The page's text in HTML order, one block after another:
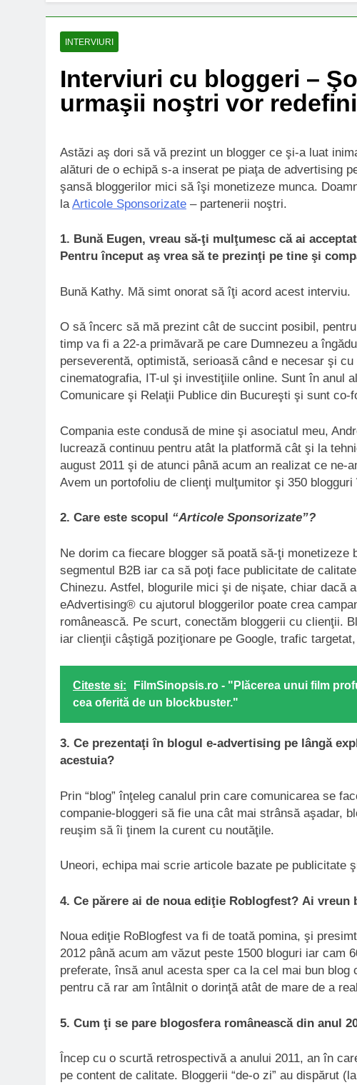
INTERVIURI
Interviuri cu bloggeri –
urmaşii noştri vor
Astăzi aş dori să vă prezint un blogger ce şi-a luat
alături de o echipă s-a inserat pe piaţa de advertising
şansă bloggerilor mici să îşi monetizeze munca.
la Articole Sponsorizate – partenerii noştri.
1. Bună Eugen, vreau să-ţi mulţumesc că ai
Pentru început aş vrea să te prezinţi pe tine şi
Bună Kathy. Mă simt onorat să îţi acord acest interviu.
O să încerc să mă prezint cât de succint posibil,
timp va fi a 22-a primăvară pe care Dumnezeu a
perseverentă, optimistă, serioasă când e necesar şi
cinematografia, IT-ul şi investiţiile online. Sunt în anul
Comunicare şi Relaţii Publice din Bucureşti şi sunt
Compania este condusă de mine şi asociatul meu,
lucrează continuu pentru atât la platformă cât şi la
august 2011 şi de atunci până acum an realizat ce ne-
Avem un portofoliu de clienţi mulţumitor şi 350
2. Care este scopul “Articole Sponsorizate”?
Ne dorim ca fiecare blogger să poată să-ţi monetizeze
segmentul B2B iar ca să poţi face publicitate de
Chinezu. Astfel, blogurile mici şi de nişate, chiar dacă
eAdvertising® cu ajutorul bloggerilor poate crea
românească. Pe scurt, conectăm bloggerii cu clienţii.
iar clienţii câştigă poziţionare pe Google, trafic
Citeste si:
FilmSinopsis.ro - "Plăcerea unui film
cea oferită de un blockbuster."
3. Ce prezentaţi în blogul e-advertising pe lângă
acestuia?
Prin “blog” înţeleg canalul prin care comunicarea se
companie-bloggeri să fie una cât mai strânsă aşadar,
reuşim să îi ţinem la curent cu noutăţile.
Uneori, echipa mai scrie articole bazate pe publicitate
4. Ce părere ai de noua ediţie Roblogfest? Ai vreun
Noua ediţie RoBlogfest va fi de toată pomina, şi
2012 până acum am văzut peste 1500 bloguri iar cam
preferate, însă anul acesta sper ca la cel mai bun
pentru că rar am întâlnit o dorinţă atât de mare de a
5. Cum ţi se pare blogosfera românească din anul
Încep cu o scurtă retrospectivă a anului 2011, an în
pe content de calitate. Bloggerii “de-o zi” au dispărut